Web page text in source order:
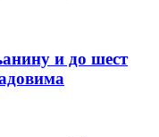
и до шест